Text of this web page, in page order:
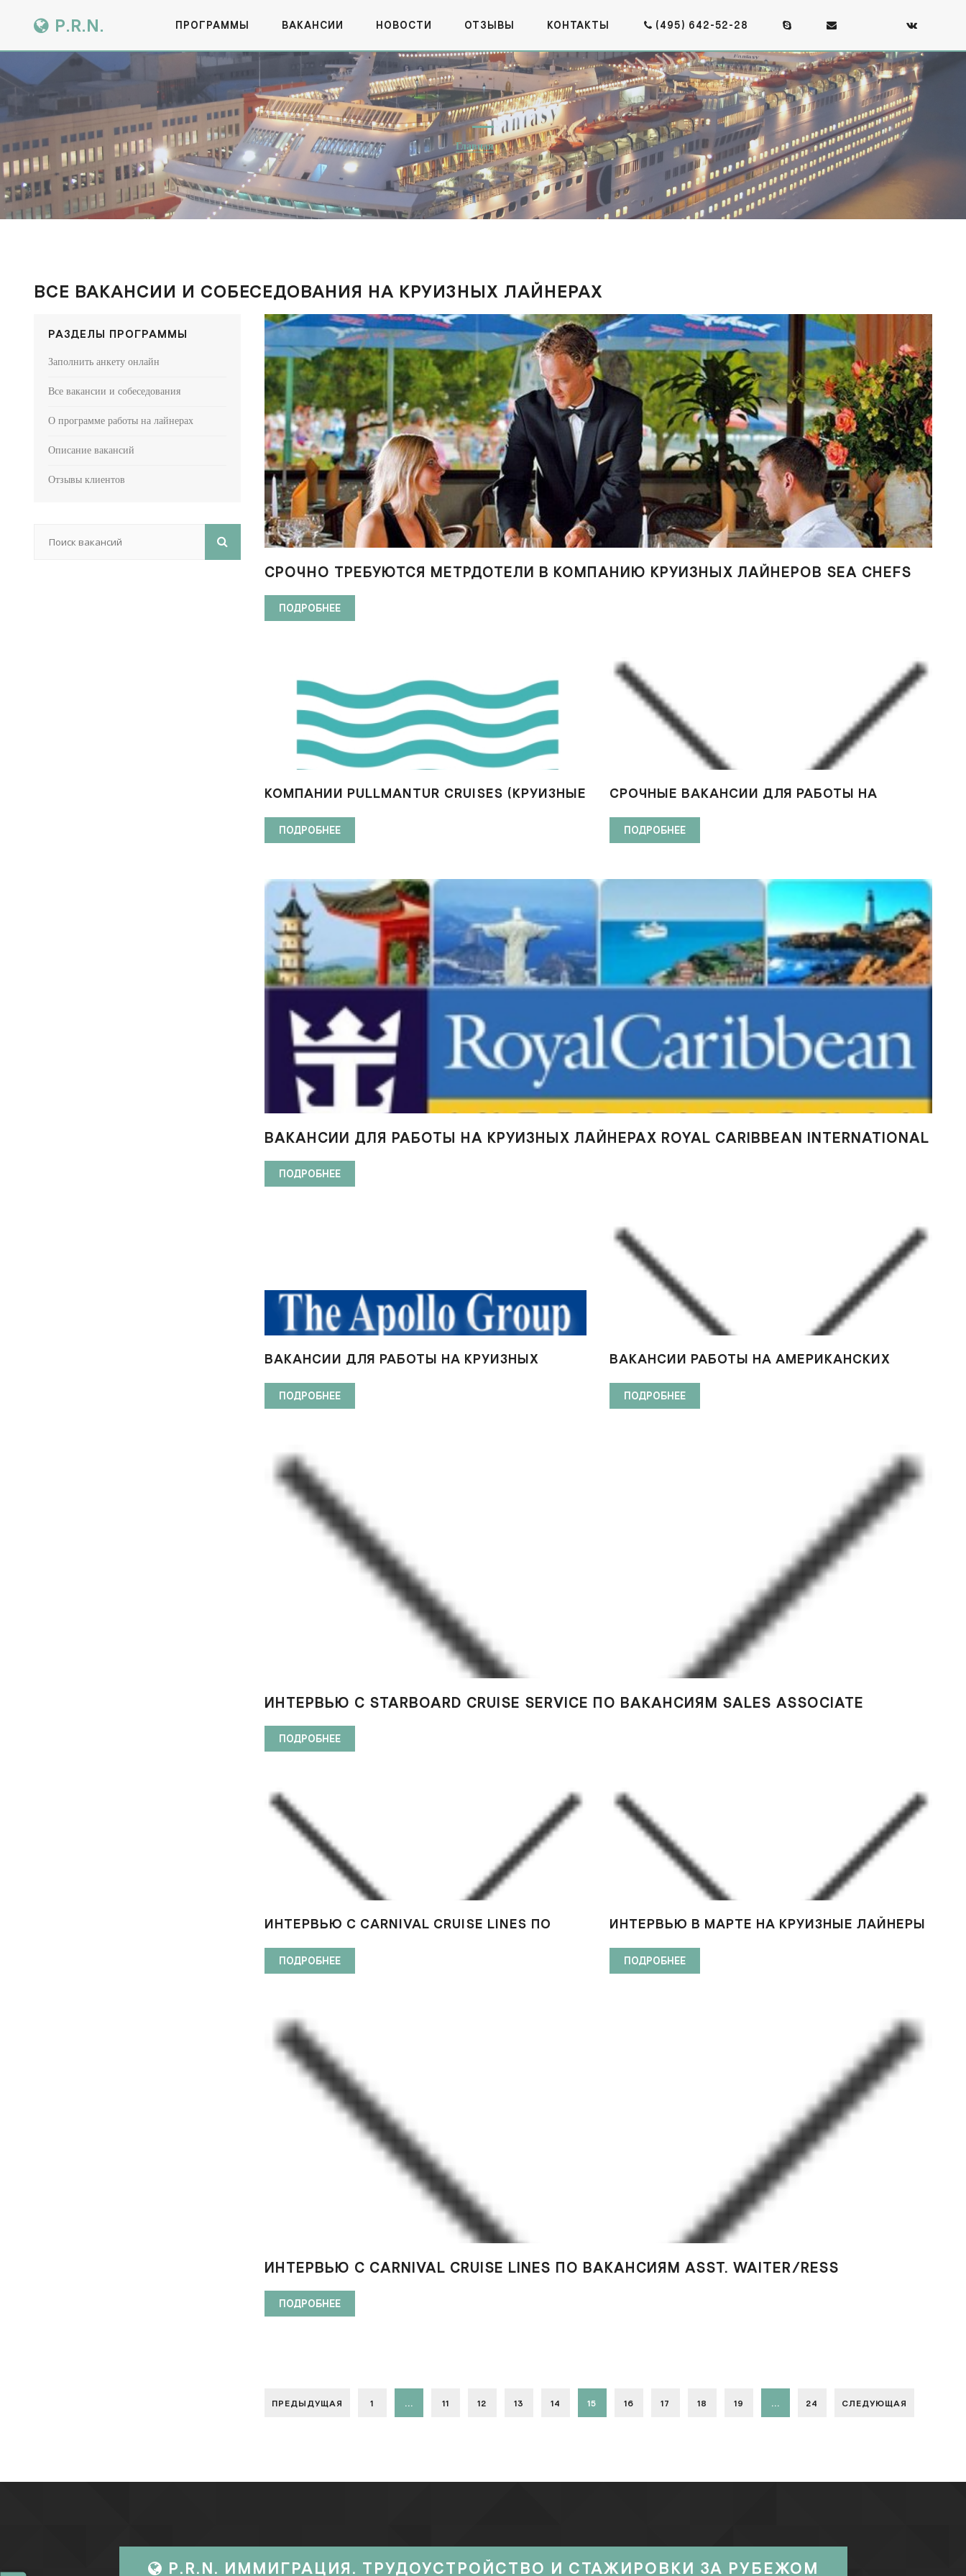
P.R.N. ПРОГРАММЫ ВАКАНСИИ НОВОСТИ ОТЗЫВЫ КОНТАКТЫ (495) 642-52-28
Главная
ВСЕ ВАКАНCИИ И СОБЕСЕДОВАНИЯ НА КРУИЗНЫХ ЛАЙНЕРАХ
СРОЧНО ТРЕБУЮТСЯ МЕТРДОТЕЛИ В КОМПАНИЮ КРУИЗНЫХ ЛАЙНЕРОВ SEA CHEFS
ПОДРОБНЕЕ
КОМПАНИИ PULLMANTUR CRUISES (КРУИЗНЫЕ
ПОДРОБНЕЕ
СРОЧНЫЕ ВАКАНСИИ ДЛЯ РАБОТЫ НА
ПОДРОБНЕЕ
ВАКАНСИИ ДЛЯ РАБОТЫ НА КРУИЗНЫХ ЛАЙНЕРАХ ROYAL CARIBBEAN INTERNATIONAL
ПОДРОБНЕЕ
ВАКАНСИИ ДЛЯ РАБОТЫ НА КРУИЗНЫХ
ПОДРОБНЕЕ
ВАКАНСИИ РАБОТЫ НА АМЕРИКАНСКИХ
ПОДРОБНЕЕ
ИНТЕРВЬЮ С STARBOARD CRUISE SERVICE ПО ВАКАНСИЯМ SALES ASSOCIATE
ПОДРОБНЕЕ
ИНТЕРВЬЮ С CARNIVAL CRUISE LINES ПО
ПОДРОБНЕЕ
ИНТЕРВЬЮ В МАРТЕ НА КРУИЗНЫЕ ЛАЙНЕРЫ
ПОДРОБНЕЕ
ИНТЕРВЬЮ С CARNIVAL CRUISE LINES ПО ВАКАНСИЯМ ASST. WAITER/RESS
ПОДРОБНЕЕ
ПРЕДЫДУЩАЯ 1 ... 11 12 13 14 15 16 17 18 19 ... 24 СЛЕДУЮЩАЯ
РАЗДЕЛЫ ПРОГРАММЫ
Заполнить анкету онлайн
Все вакансии и собеседования
О программе работы на лайнерах
Описание вакансий
Отзывы клиентов
P.R.N. ИММИГРАЦИЯ. ТРУДОУСТРОЙСТВО И СТАЖИРОВКИ ЗА РУБЕЖОМ